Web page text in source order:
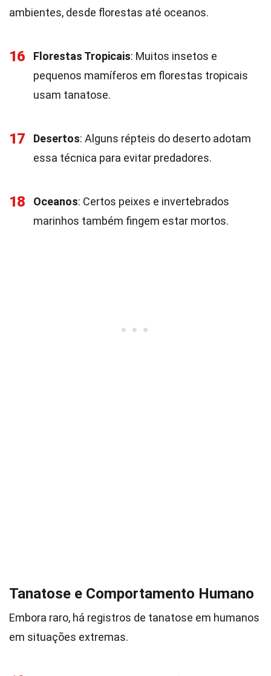
ambientes, desde florestas até oceanos.
16 Florestas Tropicais: Muitos insetos e
pequenos mamíferos em florestas tropicais
usam tanatose.
17 Desertos: Alguns répteis do deserto adotam
essa técnica para evitar predadores.
18 Oceanos: Certos peixes e invertebrados
marinhos também fingem estar mortos.
Tanatose e Comportamento Humano
Embora raro, há registros de tanatose em humanos
em situações extremas.